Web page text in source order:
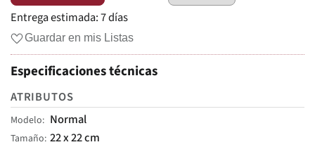
Entrega estimada:7 días
Guardar en mis Listas
Especificaciones técnicas
ATRIBUTOS
Modelo Normal
Tamaño 22 x 22 cm